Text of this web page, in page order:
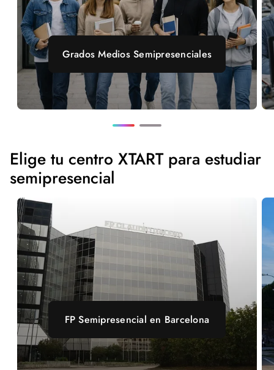
Grados Medios Semipresenciales
Elige tu centro XTART para estudiar
semipresencial
FP Semipresencial en Barcelona